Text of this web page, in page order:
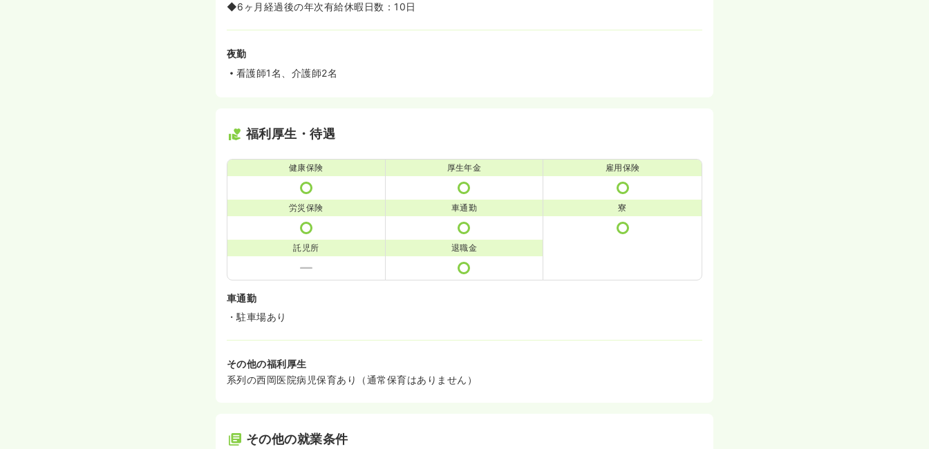
◆6ヶ月経過後の年次有給休暇日数：10日
夜勤
看護師1名、介護師2名
福利厚生・待遇
健康保険 厚生年金 雇用保険
労災保険 車通勤 寮
託児所 退職金
車通勤
・駐車場あり
その他の福利厚生
系列の西岡医院病児保育あり（通常保育はありません）
その他の就業条件